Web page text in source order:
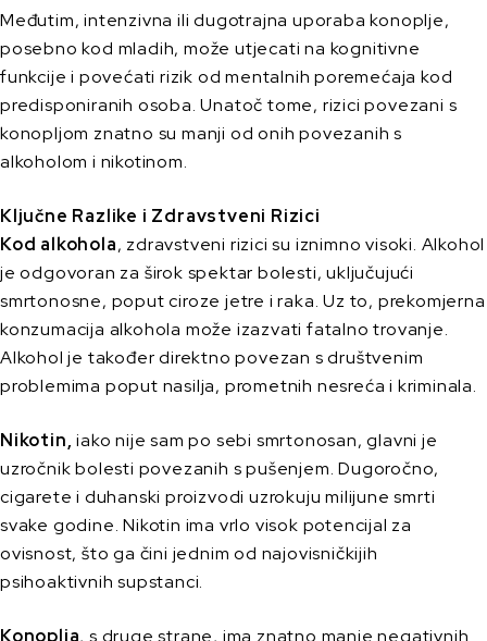
Međutim, intenzivna ili dugotrajna uporaba konoplje,
posebno kod mladih, može utjecati na kognitivne
funkcije i povećati rizik od mentalnih poremećaja kod
predisponiranih osoba. Unatoč tome, rizici povezani s
konopljom znatno su manji od onih povezanih s
alkoholom i nikotinom.
Ključne Razlike i Zdravstveni Rizici
Kod alkohola, zdravstveni rizici su iznimno visoki. Alkohol
je odgovoran za širok spektar bolesti, uključujući
smrtonosne, poput ciroze jetre i raka. Uz to, prekomjerna
konzumacija alkohola može izazvati fatalno trovanje.
Alkohol je također direktno povezan s društvenim
problemima poput nasilja, prometnih nesreća i kriminala.
Nikotin, iako nije sam po sebi smrtonosan, glavni je
uzročnik bolesti povezanih s pušenjem. Dugoročno,
cigarete i duhanski proizvodi uzrokuju milijune smrti
svake godine. Nikotin ima vrlo visok potencijal za
ovisnost, što ga čini jednim od najovisničkijih
psihoaktivnih supstanci.
Konoplja, s druge strane, ima znatno manje negativnih